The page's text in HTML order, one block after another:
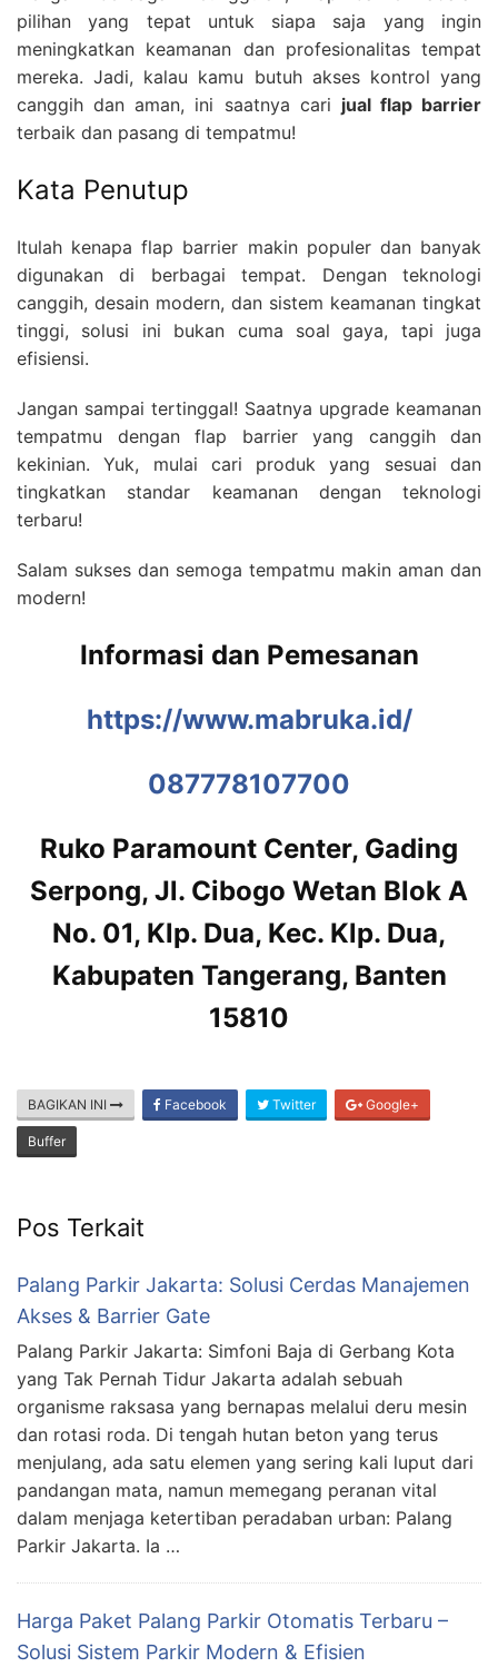
pilihan yang tepat untuk siapa saja yang ingin
meningkatkan keamanan dan profesionalitas tempat
mereka. Jadi, kalau kamu butuh akses kontrol yang
canggih dan aman, ini saatnya cari jual flap barrier
terbaik dan pasang di tempatmu!
Kata Penutup
Itulah kenapa flap barrier makin populer dan banyak
digunakan di berbagai tempat. Dengan teknologi
canggih, desain modern, dan sistem keamanan tingkat
tinggi, solusi ini bukan cuma soal gaya, tapi juga
efisiensi.
Jangan sampai tertinggal! Saatnya upgrade keamanan
tempatmu dengan flap barrier yang canggih dan
kekinian. Yuk, mulai cari produk yang sesuai dan
tingkatkan standar keamanan dengan teknologi
terbaru!
Salam sukses dan semoga tempatmu makin aman dan
modern!
Informasi dan Pemesanan
https://www.mabruka.id/
087778107700
Ruko Paramount Center, Gading
Serpong, Jl. Cibogo Wetan Blok A
No. 01, Klp. Dua, Kec. Klp. Dua,
Kabupaten Tangerang, Banten
15810
BAGIKAN INI Facebook Twitter Google+
Buffer
Pos Terkait
Palang Parkir Jakarta: Solusi Cerdas Manajemen
Akses & Barrier Gate
Palang Parkir Jakarta: Simfoni Baja di Gerbang Kota
yang Tak Pernah Tidur Jakarta adalah sebuah
organisme raksasa yang bernapas melalui deru mesin
dan rotasi roda. Di tengah hutan beton yang terus
menjulang, ada satu elemen yang sering kali luput dari
pandangan mata, namun memegang peranan vital
dalam menjaga ketertiban peradaban urban: Palang
Parkir Jakarta. Ia …
Harga Paket Palang Parkir Otomatis Terbaru –
Solusi Sistem Parkir Modern & Efisien